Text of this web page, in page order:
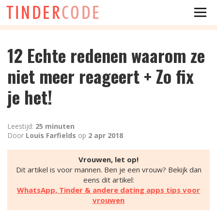
12 Echte redenen waarom ze
niet meer reageert + Zo fix
je het!
Leestijd: 25 minuten
Door Louis Farfields op 2 apr 2018
Vrouwen, let op!
Dit artikel is voor mannen. Ben je een vrouw? Bekijk dan
eens dit artikel:
WhatsApp, Tinder & andere dating apps tips voor
vrouwen